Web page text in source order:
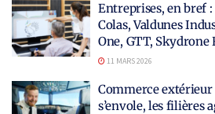
Entreprises, en bref
Colas, Valdunes
One, GTT, Skydrone
11 MARS 2026
Commerce extérieur
s’envole, les filières